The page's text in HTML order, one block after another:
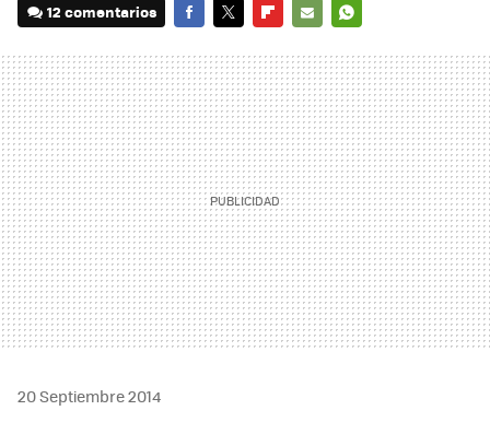
12 comentarios
MAIL
20 Septiembre 2014